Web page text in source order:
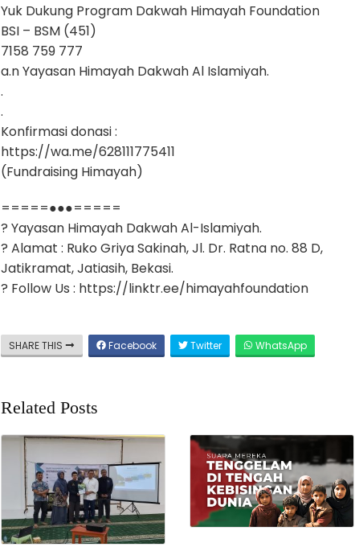
Yuk Dukung Program Dakwah Himayah Foundation
BSI – BSM (451)
7158 759 777
a.n Yayasan Himayah Dakwah Al Islamiyah.
.
.
Konfirmasi donasi :
https://wa.me/628111775411
(Fundraising Himayah)
=====●●●=====
? Yayasan Himayah Dakwah Al-Islamiyah.
? Alamat : Ruko Griya Sakinah, Jl. Dr. Ratna no. 88 D,
Jatikramat, Jatiasih, Bekasi.
? Follow Us : https://linktr.ee/himayahfoundation
SHARE THIS Facebook Twitter WhatsApp
Related Posts